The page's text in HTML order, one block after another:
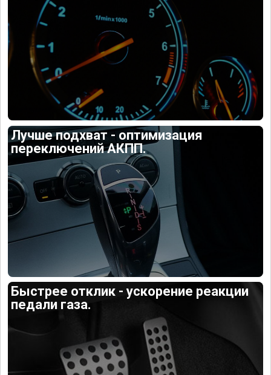
Лучше подхват - оптимизация
переключений АКПП.
Быстрее отклик - ускорение реакции
педали газа.